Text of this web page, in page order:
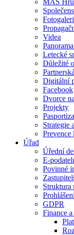
MAS
Videa
Letecké
Důležité
Digitální
Facebook
Dvorce
Projekty
Strategie
Úřad
Úřední
E-
Povinné
Struktura
GDPR
Finance